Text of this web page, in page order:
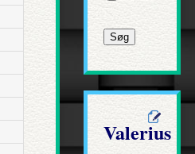
Søg
Valerius